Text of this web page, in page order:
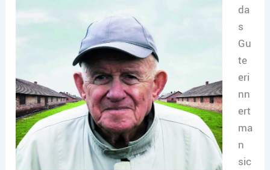
da
s
Gu
te
eri
nn
ert
ma
n
sic